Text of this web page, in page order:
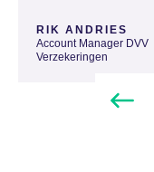
RIK ANDRIES
Account Manager DVV
Verzekeringen